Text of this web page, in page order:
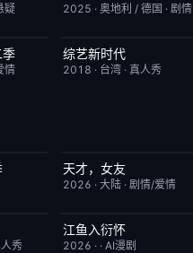
疑 2025 · 奥地利 / 德国 · 剧情
10.0
情
本周更新
综艺新时代
2018 · 台湾· 真人秀
更新至第20集
天才，女友
2026 · 大陆· 剧情/爱情
秀
完结
江鱼入衍怀
2026 · · AI漫剧